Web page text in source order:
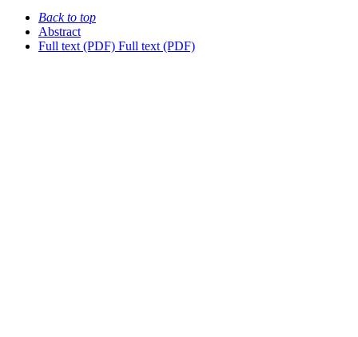
Back to top
Abstract
Full text (PDF) Full text (PDF)